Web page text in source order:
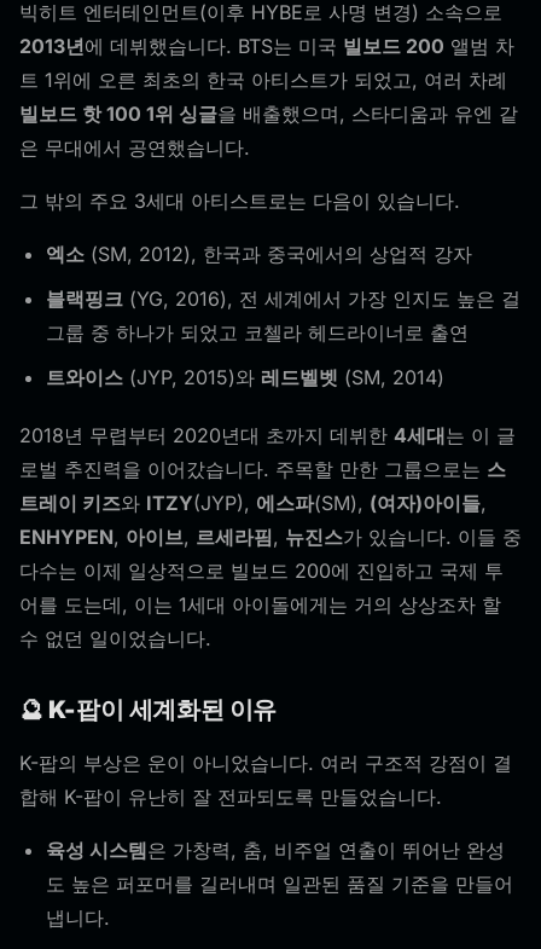
빅히트 엔터테인먼트(이후 HYBE로 사명 변경) 소속으로
2013년에 데뷔했습니다. BTS는 미국 빌보드 200 앨범 차
트 1위에 오른 최초의 한국 아티스트가 되었고, 여러 차례
빌보드 핫 100 1위 싱글을 배출했으며, 스타디움과 유엔 같
은 무대에서 공연했습니다.
그 밖의 주요 3세대 아티스트로는 다음이 있습니다.
엑소 (SM, 2012), 한국과 중국에서의 상업적 강자
블랙핑크 (YG, 2016), 전 세계에서 가장 인지도 높은 걸
그룹 중 하나가 되었고 코첼라 헤드라이너로 출연
트와이스 (JYP, 2015)와 레드벨벳 (SM, 2014)
2018년 무렵부터 2020년대 초까지 데뷔한 4세대는 이 글
로벌 추진력을 이어갔습니다. 주목할 만한 그룹으로는 스
트레이 키즈와 ITZY(JYP), 에스파(SM), (여자)아이들,
ENHYPEN, 아이브, 르세라핌, 뉴진스가 있습니다. 이들 중
다수는 이제 일상적으로 빌보드 200에 진입하고 국제 투
어를 도는데, 이는 1세대 아이돌에게는 거의 상상조차 할
수 없던 일이었습니다.
🔮 K-팝이 세계화된 이유
K-팝의 부상은 운이 아니었습니다. 여러 구조적 강점이 결
합해 K-팝이 유난히 잘 전파되도록 만들었습니다.
육성 시스템은 가창력, 춤, 비주얼 연출이 뛰어난 완성
도 높은 퍼포머를 길러내며 일관된 품질 기준을 만들어
냅니다.